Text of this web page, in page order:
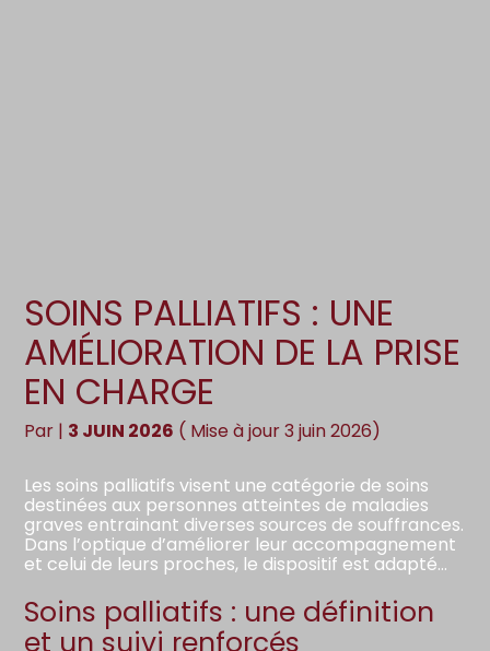
SOINS PALLIATIFS : UNE
AMÉLIORATION DE LA PRISE
EN CHARGE
Par | 3 JUIN 2026 ( Mise à jour 3 juin 2026)
Les soins palliatifs visent une catégorie de soins
destinées aux personnes atteintes de maladies
graves entrainant diverses sources de souffrances.
Dans l’optique d’améliorer leur accompagnement
et celui de leurs proches, le dispositif est adapté…
Soins palliatifs : une définition
et un suivi renforcés